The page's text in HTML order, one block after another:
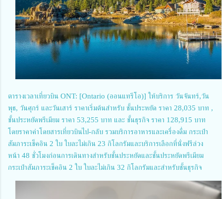
ตารางเวลาเที่ยวบิน ONT: [Ontario (ออนแทรีโอ)] ให้บริการ วันจันทร์,วัน
พุธ, วันศุกร์ และวันเสาร์ ราคาเริ่มต้นสำหรับ ชั้นประหยัด ราคา 28,035 บาท ,
ชั้นประหยัดพรีเมียม ราคา 53,255 บาท และ ชั้นธุรกิจ ราคา 128,915 บาท
โดยราคาค่าโดยสารเที่ยวบินไป-กลับ รวมบริการอาหารและเครื่องดื่ม กระเป๋า
สัมภาระเช็คอิน 2 ใบ ใบละไม่เกิน 23 กิโลกรัมและบริการเลือกที่นั่งฟรีล่วง
หน้า 48 ชั่วโมงก่อนการเดินทางสำหรับชั้นประหยัดและชั้นประหยัดพรีเมียม
กระเป๋าสัมภาระเช็คอิน 2 ใบ ใบละไม่เกิน 32 กิโลกรัมและสำหรับชั้นธุรกิจ